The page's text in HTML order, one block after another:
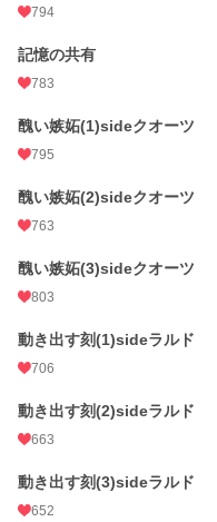
794
記憶の共有
783
醜い嫉妬(1)sideクオーツ
795
醜い嫉妬(2)sideクオーツ
763
醜い嫉妬(3)sideクオーツ
803
動き出す刻(1)sideラルド
706
動き出す刻(2)sideラルド
663
動き出す刻(3)sideラルド
652